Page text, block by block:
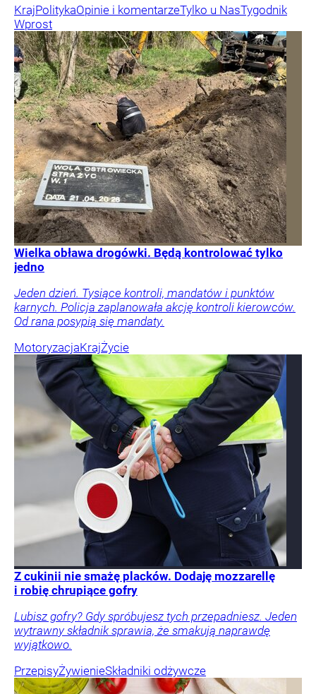
KrajPolitykaOpinie i komentarzeTylko u NasTygodnik
Wprost
Wielka obława drogówki. Będą kontrolować tylko
jedno
Jeden dzień. Tysiące kontroli, mandatów i punktów
karnych. Policja zaplanowała akcję kontroli kierowców.
Od rana posypią się mandaty.
MotoryzacjaKrajŻycie
Z cukinii nie smażę placków. Dodaję mozzarellę
i robię chrupiące gofry
Lubisz gofry? Gdy spróbujesz tych przepadniesz. Jeden
wytrawny składnik sprawia, że smakują naprawdę
wyjątkowo.
PrzepisyŻywienieSkładniki odżywcze